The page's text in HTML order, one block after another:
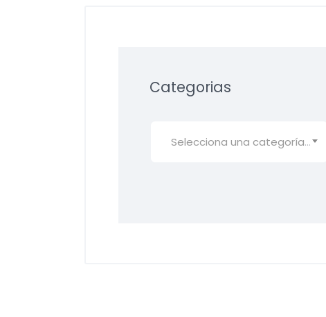
Categorias
Selecciona una categoría